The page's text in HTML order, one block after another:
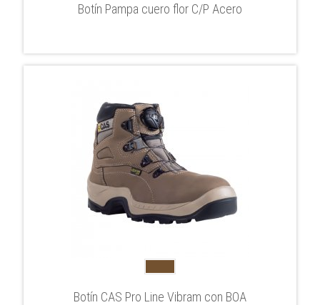
Botín Pampa cuero flor C/P Acero
Botín CAS Pro Line Vibram con BOA